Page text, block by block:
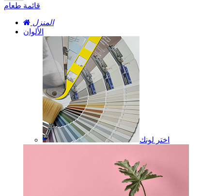
قائمة طعام
المنزل
الألوان
اختر لونك